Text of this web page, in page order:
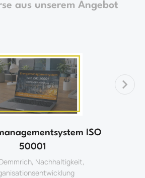
aus unserem Angebot
ISO
50001
, Nachhaltigkeit,